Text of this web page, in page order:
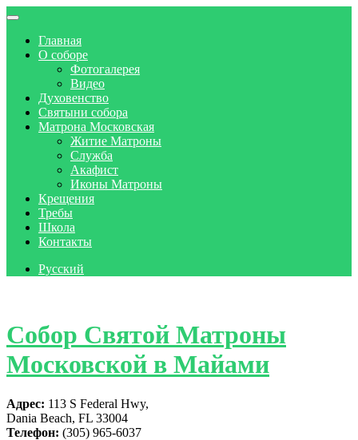
Главная
О соборе
Фотогалерея
Видео
Духовенство
Святыни собора
Матрона Московская
Житие Матроны
Служба
Акафист
Иконы Матроны
Крещения
Требы
Школа
Контакты
Русский
Собор Святой Матроны
Московской в Майами
Адрес: 113 S Federal Hwy,
Dania Beach, FL 33004
Телефон: (305) 965-6037